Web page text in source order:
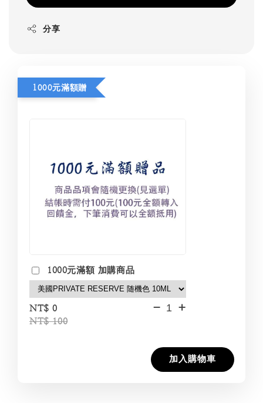
分享
1000元滿額贈
1000元滿額 加購商品
NT$ 0
NT$ 100
- +
加入購物車